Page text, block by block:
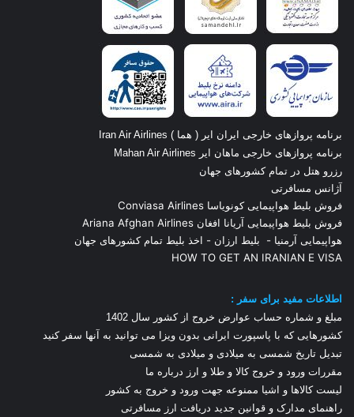
برنامه پروازهای خارجی ایران ایر ( هما ) Iran Air Airlines
برنامه پروازهای خارجی ماهان ایر Mahan Air Airlines
رزرو هتل در تمام کشورهای جهان
آژانس مسافرتی
فروش بلیط هواپیمایی کونویاسا Conviasa Airlines
فروش بلیط هواپیمایی آریانا افغان Ariana Afghan Airlines
هواپیمایی آرمنیا - بلیط ارزان - اخذ بلیط تمام کشورهای جهان
HOW TO GET AN IRANIAN E VISA
اطلاعات مفید برای سفر :
مبلغ و شماره حساب عوارض خروج از کشور سال 1 402
کشورهایی که با پاسپورت ایرانی بدون ویزا می توانید به آنها سفر کنید
تبدیل تاریخ شمسی به میلادی و میلادی به شمسی
مقررات ورود و خروج کالا و طلا و ارز درباره ما
لیست کالاها و اشیا ممنوعه جهت ورود و خروج به کشور
راهنمای مدارک و قوانین جدید دریافت ارز مسافرتی